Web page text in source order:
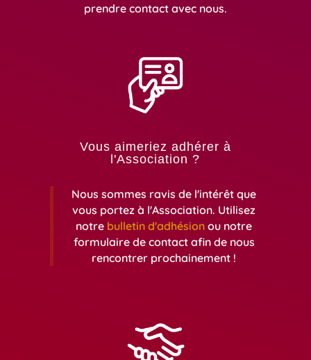
prendre contact avec nous.
Vous aimeriez adhérer à
l'Association ?
Nous sommes ravis de l'intérêt que
vous portez à l'Association. Utilisez
notre bulletin d'adhésion ou notre
formulaire de contact afin de nous
rencontrer prochainement !